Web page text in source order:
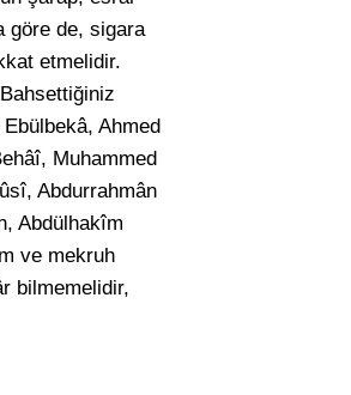
göre de, sigara
etmelidir.
Ahmed
Muhammed
Abdurrahmân
Abdülhakîm
ve mekruh
bilmemelidir,